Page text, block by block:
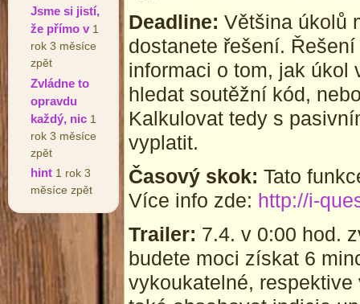
Jsme si jistí,
že přímo v 1
rok 3 měsíce
zpět
Zvládne to
opravdu
každý, nic 1
rok 3 měsíce
zpět
hint 1 rok 3
měsíce zpět
Deadline: Většina úkolů
dostanete řešení.
informaci o tom, jak úkol
hledat soutěžní kód,
Kalkulovat tedy s
vyplatit.
Časový skok: Tato
Více info zde: http://i-
Trailer: 7.4. v 0:00 hod.
budete moci získat 6
vykoukatelné,